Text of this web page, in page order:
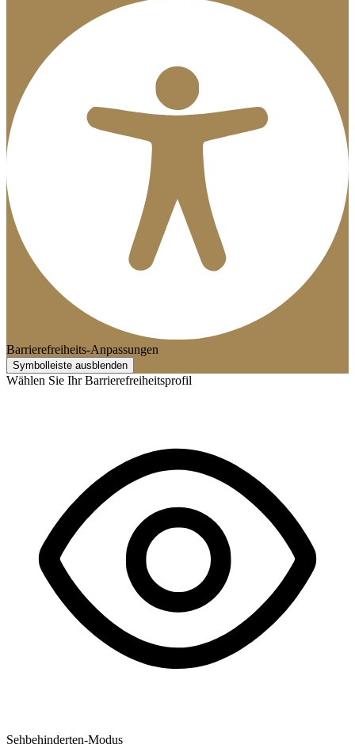
Barrierefreiheits-Anpassungen
Symbolleiste ausblenden
Wählen Sie Ihr Barrierefreiheitsprofil
Sehbehinderten-Modus